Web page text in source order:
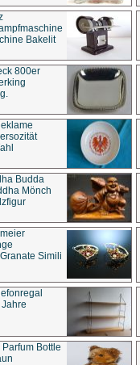
Bakelit
800er
Budda
Mönch
Simili
Bottle